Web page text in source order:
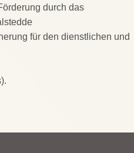
durch das
für den dienstlichen und